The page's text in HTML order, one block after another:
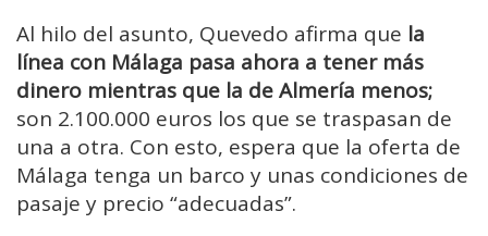
Al hilo del asunto, Quevedo afirma que la
línea con Málaga pasa ahora a tener más
dinero mientras que la de Almería menos;
son 2.100.000 euros los que se traspasan de
una a otra. Con esto, espera que la oferta de
Málaga tenga un barco y unas condiciones de
pasaje y precio “adecuadas”.